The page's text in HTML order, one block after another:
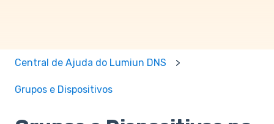
Central de Ajuda do Lumiun DNS
Grupos e Dispositivos